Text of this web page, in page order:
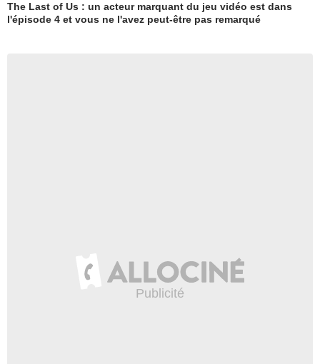
The Last of Us : un acteur marquant du jeu vidéo est dans
l'épisode 4 et vous ne l'avez peut-être pas remarqué